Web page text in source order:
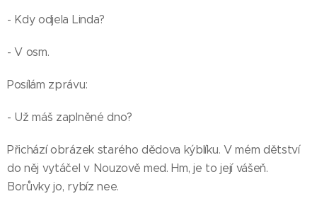
- Kdy odjela Linda?
- V osm.
Posílám zprávu:
- Už máš zaplněné dno?
Přichází obrázek starého dědova kýblíku. V mém dětství
do něj vytáčel v Nouzově med. Hm, je to její vášeň.
Borůvky jo, rybíz nee.